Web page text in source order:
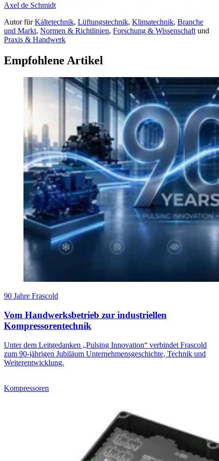
Axel de Schmidt
AutorfürKältetechnik, Lüftungstechnik, Klimatechnik, Branche
und Markt, Normen & Richtlinien, Forschung & Wissenschaft und
Praxis & Handwerk
Empfohlene Artikel
90 Jahre Frascold
Vom Handwerksbetrieb zur industriellen
Kompressorentechnik
Unter dem Leitgedanken „Pulsing Innovation“ verbindet Frascold
zum 90-jährigen Jubiläum Unternehmensgeschichte, Technik und
Weiterentwicklung.
Kompressoren